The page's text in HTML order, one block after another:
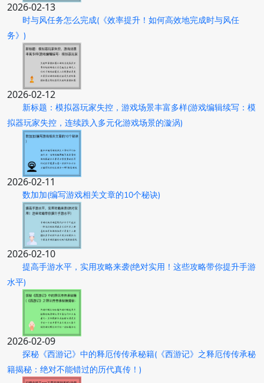
2026-02-13
时与风任务怎么完成(《效率提升！如何高效地完成时与风任
务》)
2026-02-12
新标题：模拟器玩家失控，游戏场景丰富多样(游戏编辑续写：模
拟器玩家失控，连续跌入多元化游戏场景的漩涡)
2026-02-11
数加加(编写游戏相关文章的10个秘诀)
2026-02-10
提高手游水平，实用攻略来袭(绝对实用！这些攻略带你提升手游
水平)
2026-02-09
探秘《西游记》中的释厄传传承秘籍(《西游记》之释厄传传承秘
籍揭秘：绝对不能错过的历代真传！)